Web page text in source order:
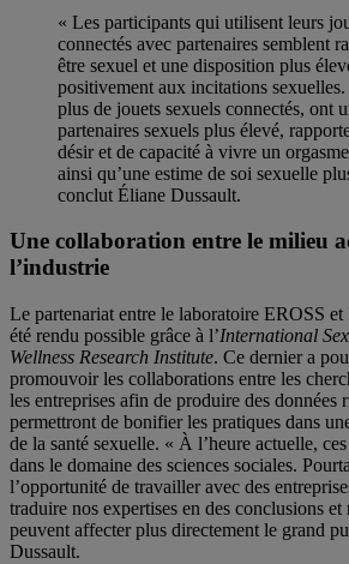
« Les participants qui utilisent leurs
connectés avec partenaires semblent
être sexuel et une disposition plus
positivement aux incitations sexuelles.
plus de jouets sexuels connectés, ont
partenaires sexuels plus élevé,
désir et de capacité à vivre un
ainsi qu’une estime de soi sexuelle
conclut Éliane Dussault.
Une collaboration entre le milieu
l’industrie
Le partenariat entre le laboratoire EROSS
été rendu possible grâce à l’International
Wellness Research Institute. Ce dernier a
promouvoir les collaborations entre les
les entreprises afin de produire des données
permettront de bonifier les pratiques dans
de la santé sexuelle. « À l’heure actuelle,
dans le domaine des sciences sociales.
l’opportunité de travailler avec des
traduire nos expertises en des conclusions
peuvent affecter plus directement le grand
Dussault.